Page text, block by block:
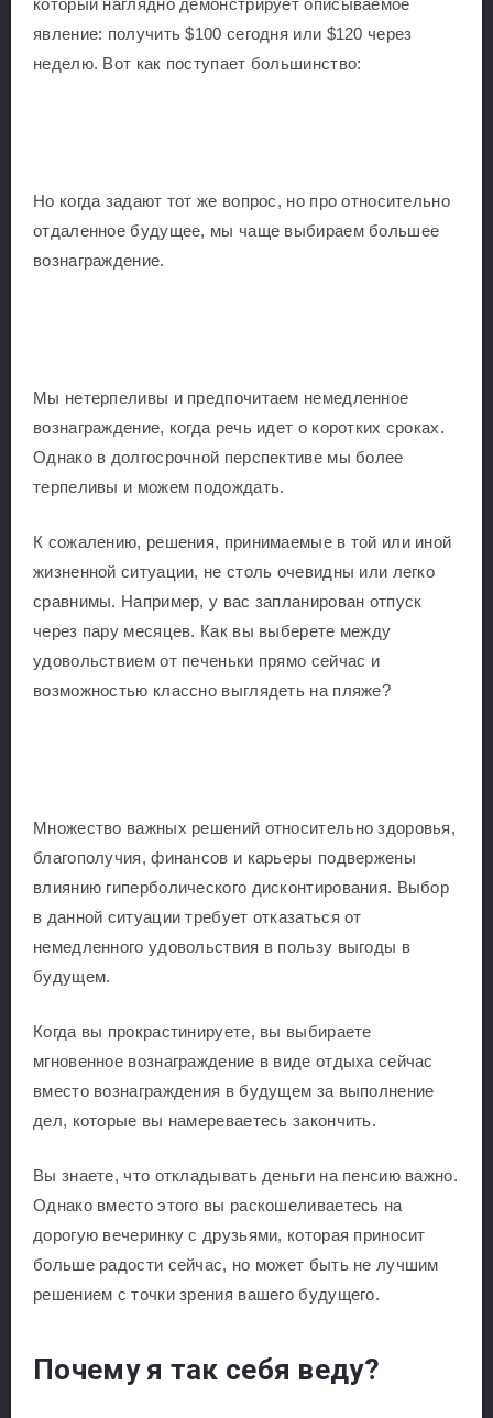
который наглядно демонстрирует описываемое
явление: получить $100 сегодня или $120 через
неделю. Вот как поступает большинство:
Но когда задают тот же вопрос, но про относительно
отдаленное будущее, мы чаще выбираем большее
вознаграждение.
Мы нетерпеливы и предпочитаем немедленное
вознаграждение, когда речь идет о коротких сроках.
Однако в долгосрочной перспективе мы более
терпеливы и можем подождать.
К сожалению, решения, принимаемые в той или иной
жизненной ситуации, не столь очевидны или легко
сравнимы. Например, у вас запланирован отпуск
через пару месяцев. Как вы выберете между
удовольствием от печеньки прямо сейчас и
возможностью классно выглядеть на пляже?
Множество важных решений относительно здоровья,
благополучия, финансов и карьеры подвержены
влиянию гиперболического дисконтирования. Выбор
в данной ситуации требует отказаться от
немедленного удовольствия в пользу выгоды в
будущем.
Когда вы прокрастинируете, вы выбираете
мгновенное вознаграждение в виде отдыха сейчас
вместо вознаграждения в будущем за выполнение
дел, которые вы намереваетесь закончить.
Вы знаете, что откладывать деньги на пенсию важно.
Однако вместо этого вы раскошеливаетесь на
дорогую вечеринку с друзьями, которая приносит
больше радости сейчас, но может быть не лучшим
решением с точки зрения вашего будущего.
Почему я так себя веду?